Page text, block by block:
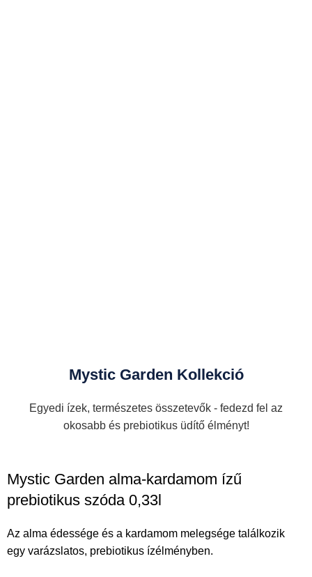
Mystic Garden Kollekció
Egyedi ízek, természetes összetevők - fedezd fel az
okosabb és prebiotikus üdítő élményt!
Mystic Garden alma-kardamom ízű
prebiotikus szóda 0,33l
Az alma édessége és a kardamom melegsége találkozik
egy varázslatos, prebiotikus ízélményben.